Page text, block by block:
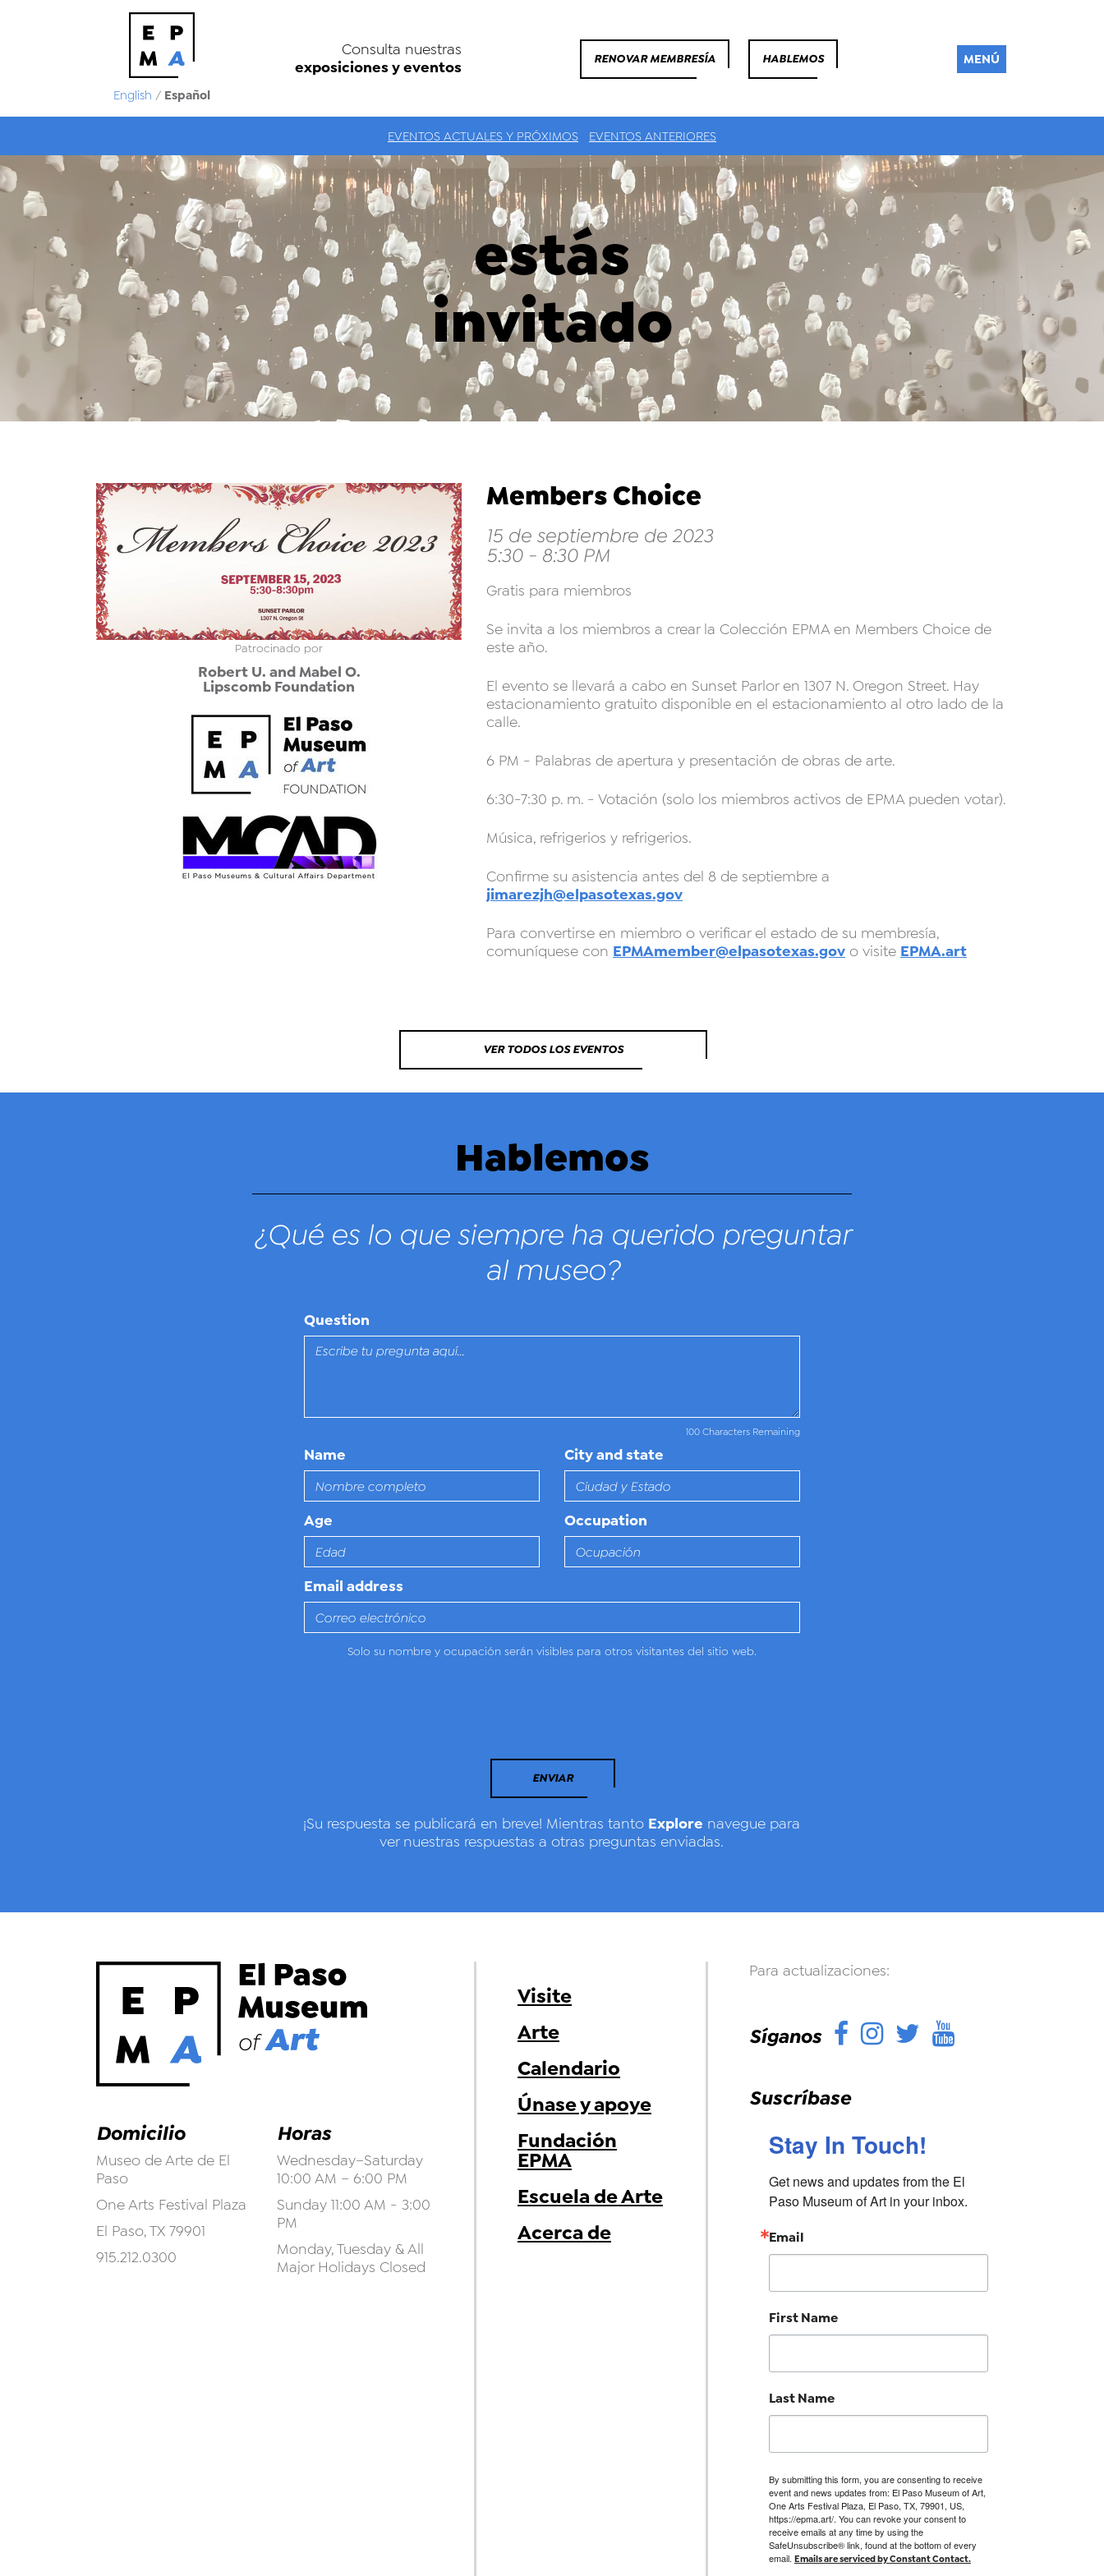
English / Español
Consulta nuestras
exposiciones y eventos RENOVAR MEMBRESÍA HABLEMOS MENÚ
EVENTOS ACTUALES Y PRÓXIMOS EVENTOS ANTERIORES
estás
invitado
Patrocinado por
Robert U. and Mabel O.
Lipscomb Foundation
Members Choice
15 de septiembre de 2023
5:30 - 8:30 PM
Gratis para miembros
Se invita a los miembros a crear la Colección EPMA en Members Choice de
este año.
El evento se llevará a cabo en Sunset Parlor en 1307 N. Oregon Street. Hay
estacionamiento gratuito disponible en el estacionamiento al otro lado de la
calle.
6 PM - Palabras de apertura y presentación de obras de arte.
6:30-7:30 p. m. - Votación (solo los miembros activos de EPMA pueden votar).
Música, refrigerios y refrigerios.
Confirme su asistencia antes del 8 de septiembre a
jimarezjh@elpasotexas.gov
Para convertirse en miembro o verificar el estado de su membresía,
comuníquese con EPMAmember@elpasotexas.gov o visite EPMA.art
VER TODOS LOS EVENTOS
Hablemos
¿Qué es lo que siempre ha querido preguntar
al museo?
Question
100 Characters Remaining
Name City and state
Age Occupation
Email address
Solo su nombre y ocupación serán visibles para otros visitantes del sitio web.
ENVIAR
¡Su respuesta se publicará en breve! Mientras tanto Explore navegue para
ver nuestras respuestas a otras preguntas enviadas.
Domicilio
Museo de Arte de El
Paso
One Arts Festival Plaza
El Paso, TX 79901
915.212.0300
Horas
Wednesday–Saturday
10:00 AM – 6:00 PM
Sunday 11:00 AM - 3:00
PM
Monday, Tuesday & All
Major Holidays Closed
Visite
Arte
Calendario
Únase y apoye
Fundación
EPMA
Escuela de Arte
Acerca de
Para actualizaciones:
Síganos Facebook
Instagram
Twitter
YouTube
Suscríbase
Stay In Touch!
Get news and updates from the El
Paso Museum of Art in your inbox.
Email
First Name
Last Name
By submitting this form, you are consenting to receive
event and news updates from: El Paso Museum of Art,
One Arts Festival Plaza, El Paso, TX, 79901, US,
https://epma.art/. You can revoke your consent to
receive emails at any time by using the
SafeUnsubscribe® link, found at the bottom of every
email. Emails are serviced by Constant Contact.